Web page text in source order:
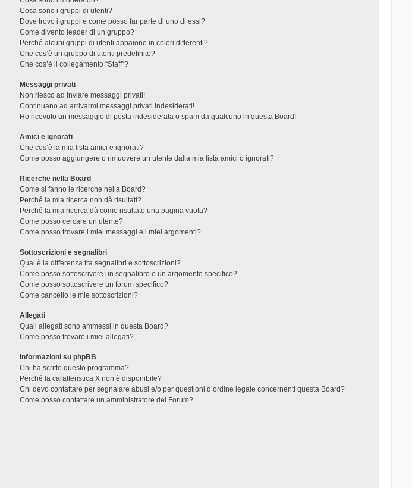
Cosa sono i gruppi di utenti?
Dove trovo i gruppi e come posso far parte di uno di essi?
Come divento leader di un gruppo?
Perché alcuni gruppi di utenti appaiono in colori differenti?
Che cos’è un gruppo di utenti predefinito?
Che cos’è il collegamento “Staff”?
Messaggi privati
Non riesco ad inviare messaggi privati!
Continuano ad arrivarmi messaggi privati indesiderati!
Ho ricevuto un messaggio di posta indesiderata o spam da qualcuno in questa Board!
Amici e ignorati
Che cos’è la mia lista amici e ignorati?
Come posso aggiungere o rimuovere un utente dalla mia lista amici o ignorati?
Ricerche nella Board
Come si fanno le ricerche nella Board?
Perché la mia ricerca non dà risultati?
Perché la mia ricerca dà come risultato una pagina vuota?
Come posso cercare un utente?
Come posso trovare i miei messaggi e i miei argomenti?
Sottoscrizioni e segnalibri
Qual è la differenza fra segnalibri e sottoscrizioni?
Come posso sottoscrivere un segnalibro o un argomento specifico?
Come posso sottoscrivere un forum specifico?
Come cancello le mie sottoscrizioni?
Allegati
Quali allegati sono ammessi in questa Board?
Come posso trovare i miei allegati?
Informazioni su phpBB
Chi ha scritto questo programma?
Perché la caratteristica X non è disponibile?
Chi devo contattare per segnalare abusi e/o per questioni d’ordine legale concernenti questa Board?
Come posso contattare un amministratore del Forum?